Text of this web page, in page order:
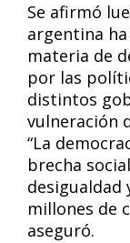
Se afirmó
argentina
materia de
por las
distintos
vulneración
“La
brecha
desigualdad
millones de
aseguró.